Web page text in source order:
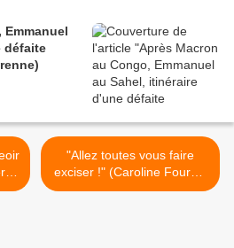
défaite
"Allez toutes vous faire
exciser !" (Caroline Fourest
& Friends) >